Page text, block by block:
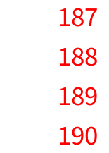
187
188
189
190